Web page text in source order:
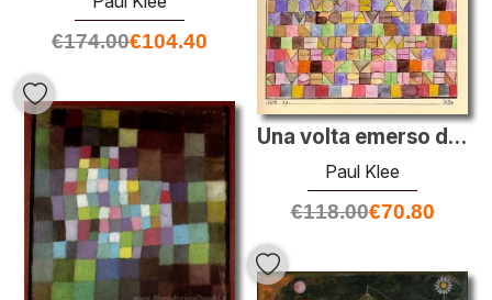
€174.00€104.40
Una volta emerso dalle grigia della Notte
Paul Klee
€118.00€70.80